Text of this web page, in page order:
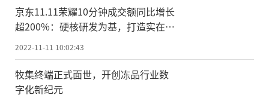
京东11.11荣耀10分钟成交额同比增长
超200%：硬核研发为基，打造实在体
验
2022-11-11 10:02:43
牧集终端正式面世，开创冻品行业数
字化新纪元